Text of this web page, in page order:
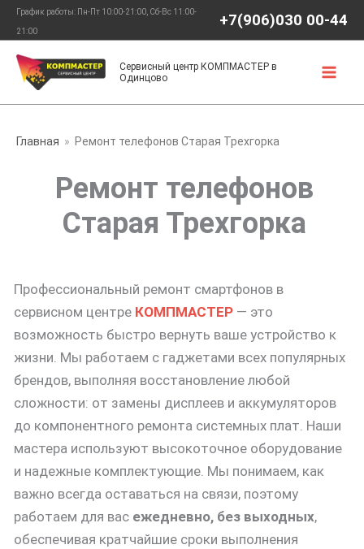
Перейти
содержимому
График работы: Пн-Пт 10:00-21:00, Сб-Вс 11:00-
21:00
+7(906)030 00-44
Сервисный центр КОМПМАСТЕР в
Одинцово
Главная Ремонт телефонов Старая Трехгорка
Ремонт телефонов
Старая Трехгорка
Профессиональный ремонт смартфонов в
сервисном центре КОМПМАСТЕР — это
возможность быстро вернуть ваше устройство к
жизни. Мы работаем с гаджетами всех популярных
брендов, выполняя восстановление любой
сложности: от замены дисплеев и аккумуляторов
до компонентного ремонта системных плат. Наши
мастера используют высокоточное оборудование
и надежные комплектующие. Мы понимаем, как
важно всегда оставаться на связи, поэтому
работаем для вас ежедневно, без выходных,
обеспечивая кратчайшие сроки выполнения